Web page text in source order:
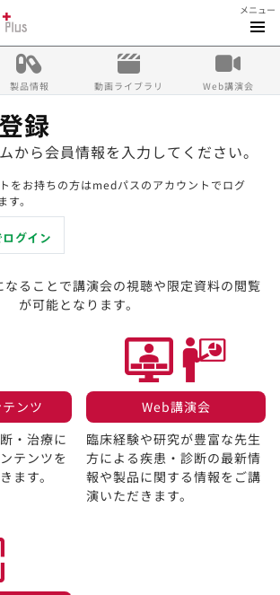
メニュー
製品情報 動画ライブラリ Web講演会
録
から会員情報を入力してください。
をお持ちの方はmedパスのアカウントでログ
。
ることで講演会の視聴や限定資料の閲覧
が可能となります。
ンツ​
・治療に
テンツを
ます。​
Web講演会​
臨床経験や研究が豊富な先生
方による疾患・診断の最新情
報や製品に関する情報をご講
演いただきます。